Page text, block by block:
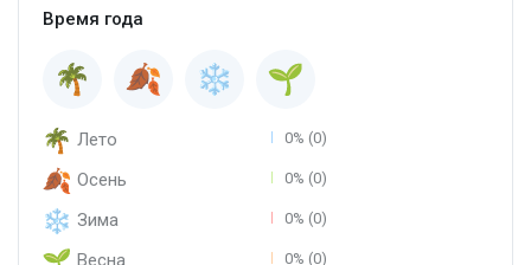
Время года
Лето 0% (0)
Осень 0% (0)
Зима 0% (0)
Весна 0% (0)